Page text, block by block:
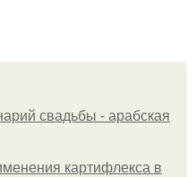
свадьбы - арабская
картифлекса в